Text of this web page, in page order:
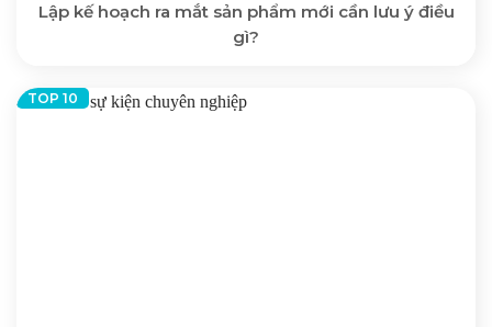
Lập kế hoạch ra mắt sản phẩm mới cần lưu ý điều
gì?